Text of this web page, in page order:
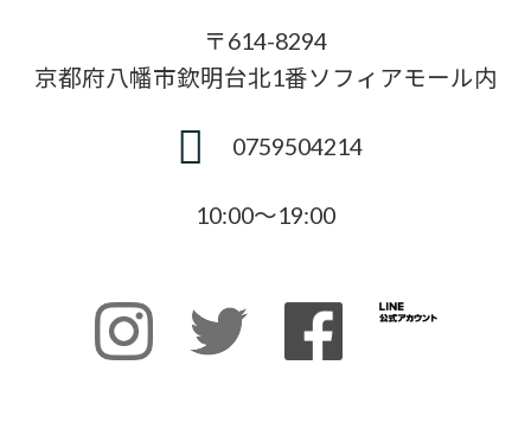
〒614-8294
京都府八幡市欽明台北1番ソフィアモール内
0759504214
10:00〜19:00